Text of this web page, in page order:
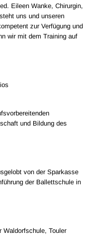
Eileen Wanke, Chirurgin,
uns und unseren
zur Verfügung und
wir mit dem Training auf
und Bildung des
von der Sparkasse
der Ballettschule in
Waldorfschule, Touler